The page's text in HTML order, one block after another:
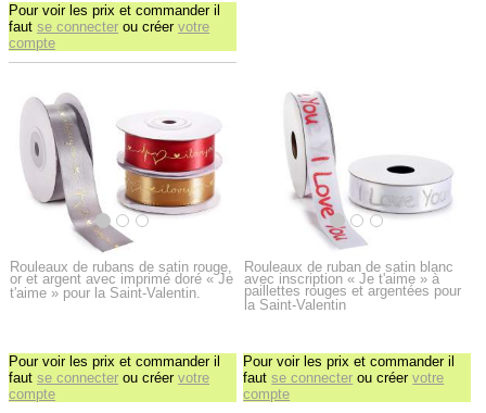
Pour voir les prix et commander il
faut se connecter ou créer votre
compte
Rouleaux de rubans de satin rouge,
or et argent avec imprimé doré « Je
t'aime » pour la Saint-Valentin.
Pour voir les prix et commander il
faut se connecter ou créer votre
compte
Rouleaux de ruban de satin blanc
avec inscription « Je t'aime » à
paillettes rouges et argentées pour
la Saint-Valentin
Pour voir les prix et commander il
fautse connecter ou créervotre
compte